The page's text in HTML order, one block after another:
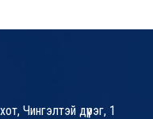
Чингэлтэй дүүрэг, 1